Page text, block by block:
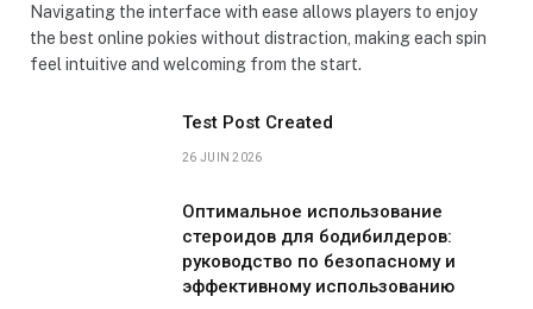
Navigating the interface with ease allows players to enjoy
the best online pokies without distraction, making each spin
feel intuitive and welcoming from the start.
Test Post Created
26 JUIN 2026
Оптимальное использование
стероидов для бодибилдеров:
руководство по безопасному и
эффективному использованию